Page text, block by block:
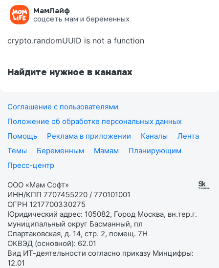
МамЛайф
соцсеть мам и беременных
Ошибка на странице
crypto.randomUUID is not a function
Найдите нужное в каналах
Соглашение с пользователями
Положение об обработке персональных данных
Помощь
Реклама в приложении Каналы
Лента
Темы
Беременным Мамам
Планирующим
Пресс-центр
ООО «Мам Софт»
ИНН/КПП 7707455220 / 770101001
ОГРН 1217700330275
Юридический адрес: 105082, Город Москва, вн.тер.г.
муниципальный округ Басманный, пл
Спартаковская, д. 14, стр. 2, помещ. 7Н
ОКВЭД (основной): 62.01
Вид ИТ-деятельности согласно приказу Минцифры:
12.01